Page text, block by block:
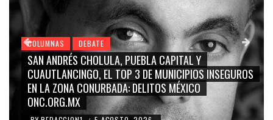
COLUMNAS DEBATE
GRACE PALOMARES, NAY SALVATORI, SERGIO MAYER,
CARMEN SALINAS “LA CORCHOLATA”, CUAUHTÉMOC
BLANCO, SILVIA PINAL: LA TRIVIALIZACIÓN Y
RIDICULIZACIÓN DE LA REPRESENTACIÓN CIUDADANA